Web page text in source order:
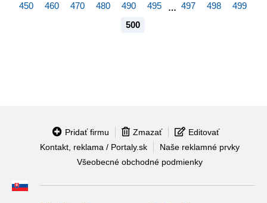
450 460 470 480 490 495 … 497 498
499
500
Pridať firmu Zmazať
Editovať
Kontakt, reklama / Portaly.sk
Naše reklamné prvky
Všeobecné obchodné podmienky